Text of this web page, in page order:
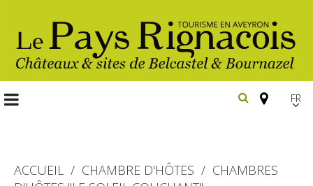
FR
ACCUEIL CHAMBRE D'HÔTES
CHAMBRES